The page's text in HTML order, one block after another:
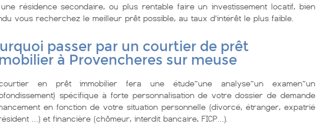
résidence secondaire, ou plus rentable faire un investissement locatif, bien
vous recherchez le meilleur prêt possible, au taux d’intérêt le plus faible.
passer par un courtier de prêt
à Provencheres sur meuse
en prêt immobilier fera une étude~une analyse~un examen~un
spécifique à forte personnalisation de votre dossier de demande
en fonction de votre situation personnelle (divorcé, étranger, expatrié
…) et financière (chômeur, interdit bancaire, FICP…).